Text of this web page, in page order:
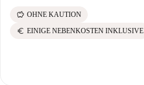
savings OHNE KAUTION
euro EINIGE NEBENKOSTEN INKLUSIVE